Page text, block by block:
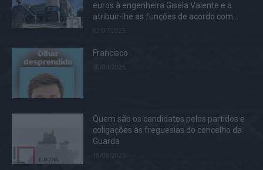
euros à engenheira Gisela Valente e a
atribuir-lhe as funções de acordo com...
02/07/2025
Francisco
Quem são os candidatos pelos partidos e
coligações às freguesias do concelho da
Guarda
19/08/2025